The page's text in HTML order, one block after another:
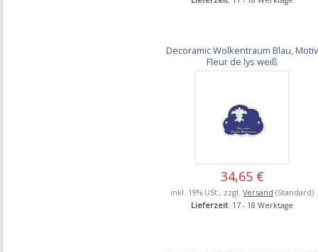
Decoramic Wolkentraum Blau, Motiv
Fleur de lys weiß
34,65 €
inkl. 19% USt., zzgl.Versand (Standard)
Lieferzeit: 17 - 18 Werktage